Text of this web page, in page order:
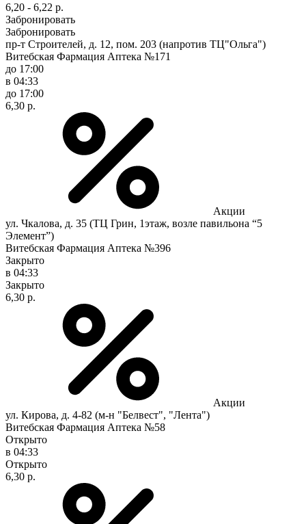
6,20 - 6,22 р.
Забронировать
Забронировать
пр-т Строителей, д. 12, пом. 203 (напротив ТЦ"Ольга")
Витебская Фармация Аптека №171
до 17:00
в 04:33
до 17:00
6,30 р.
Акции
ул. Чкалова, д. 35 (ТЦ Грин, 1этаж, возле павильона “5
Элемент”)
Витебская Фармация Аптека №396
Закрыто
в 04:33
Закрыто
6,30 р.
Акции
ул. Кирова, д. 4-82 (м-н "Белвест", "Лента")
Витебская Фармация Аптека №58
Открыто
в 04:33
Открыто
6,30 р.